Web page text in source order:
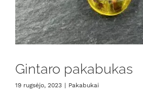
Gintaro pakabukas
19 rugsėjo, 2023 | Pakabukai